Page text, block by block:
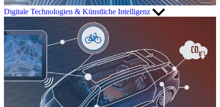
Digitale Technologien & Künstliche Intelligenz